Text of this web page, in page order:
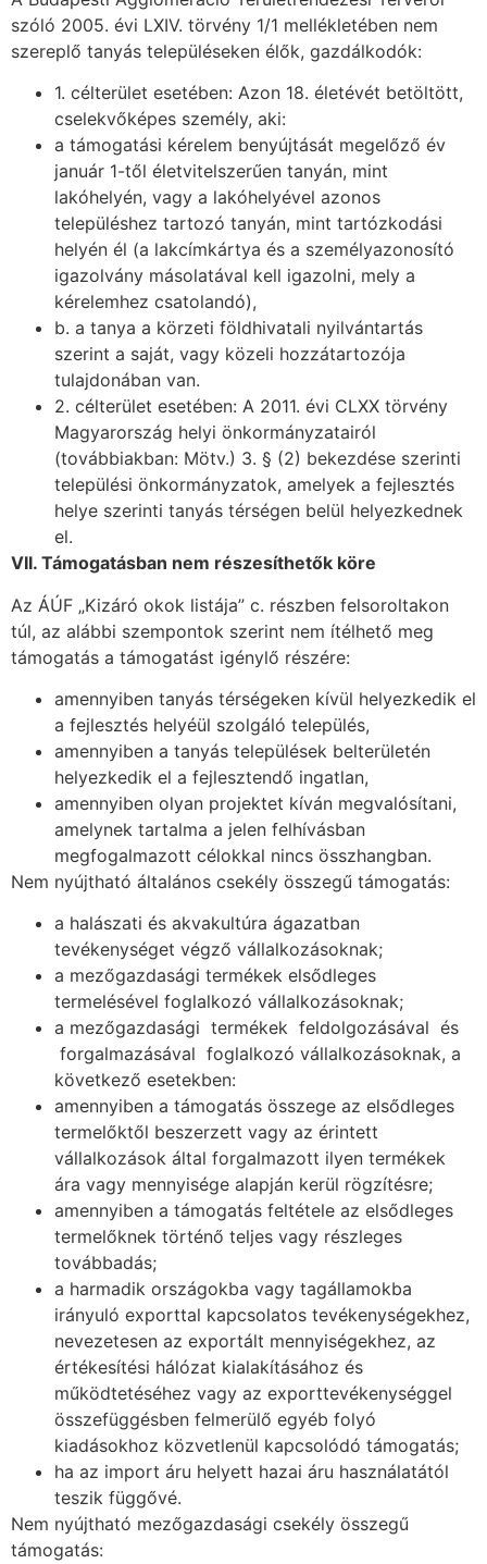
szóló 2005. évi LXIV. törvény 1/1 mellékletében nem
szereplő tanyás településeken élők, gazdálkodók:
1. célterület esetében: Azon 18. életévét betöltött,
cselekvőképes személy, aki:
a támogatási kérelem benyújtását megelőző év
január 1-től életvitelszerűen tanyán, mint
lakóhelyén, vagy a lakóhelyével azonos
településhez tartozó tanyán, mint tartózkodási
helyén él (a lakcímkártya és a személyazonosító
igazolvány másolatával kell igazolni, mely a
kérelemhez csatolandó),
b. a tanya a körzeti földhivatali nyilvántartás
szerint a saját, vagy közeli hozzátartozója
tulajdonában van.
2. célterület esetében: A 2011. évi CLXX törvény
Magyarország helyi önkormányzatairól
(továbbiakban: Mötv.) 3. § (2) bekezdése szerinti
települési önkormányzatok, amelyek a fejlesztés
helye szerinti tanyás térségen belül helyezkednek
el.
VII. Támogatásban nem részesíthetők köre
Az ÁÚF „Kizáró okok listája” c. részben felsoroltakon
túl, az alábbi szempontok szerint nem ítélhető meg
támogatás a támogatást igénylő részére:
amennyiben tanyás térségeken kívül helyezkedik el
a fejlesztés helyéül szolgáló település,
amennyiben a tanyás települések belterületén
helyezkedik el a fejlesztendő ingatlan,
amennyiben olyan projektet kíván megvalósítani,
amelynek tartalma a jelen felhívásban
megfogalmazott célokkal nincs összhangban.
Nem nyújtható általános csekély összegű támogatás:
a halászati és akvakultúra ágazatban
tevékenységet végző vállalkozásoknak;
a mezőgazdasági termékek elsődleges
termelésével foglalkozó vállalkozásoknak;
a mezőgazdasági termékek feldolgozásával és
forgalmazásával foglalkozó vállalkozásoknak, a
következő esetekben:
amennyiben a támogatás összege az elsődleges
termelőktől beszerzett vagy az érintett
vállalkozások által forgalmazott ilyen termékek
ára vagy mennyisége alapján kerül rögzítésre;
amennyiben a támogatás feltétele az elsődleges
termelőknek történő teljes vagy részleges
továbbadás;
a harmadik országokba vagy tagállamokba
irányuló exporttal kapcsolatos tevékenységekhez,
nevezetesen az exportált mennyiségekhez, az
értékesítési hálózat kialakításához és
működtetéséhez vagy az exporttevékenységgel
összefüggésben felmerülő egyéb folyó
kiadásokhoz közvetlenül kapcsolódó támogatás;
ha az import áru helyett hazai áru használatától
teszik függővé.
Nem nyújtható mezőgazdasági csekély összegű
támogatás: